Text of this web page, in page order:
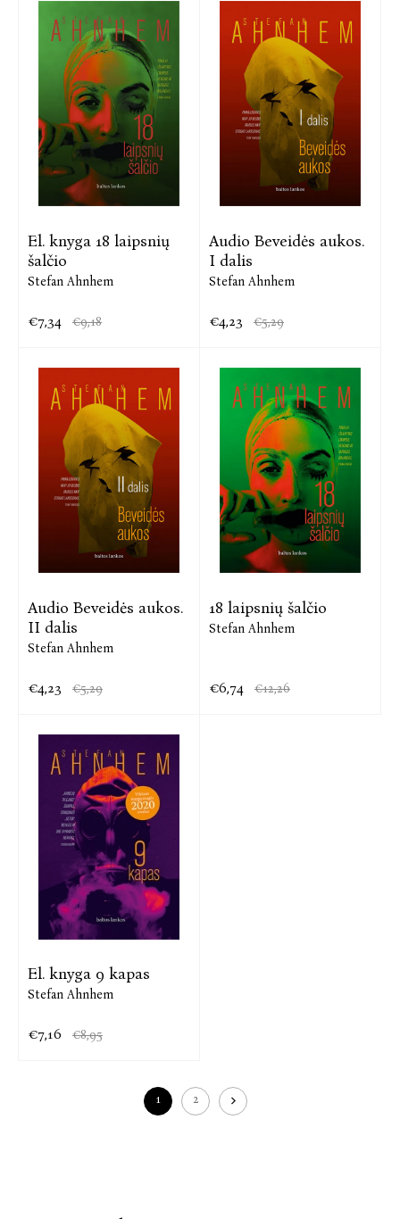
El. knyga 18 laipsnių
šalčio
Stefan Ahnhem
€7,34 €9,18
Audio Beveidės aukos.
I dalis
Stefan Ahnhem
€4,23 €5,29
Audio Beveidės aukos.
II dalis
Stefan Ahnhem
€4,23 €5,29
18 laipsnių šalčio
Stefan Ahnhem
€6,74 €12,26
El. knyga 9 kapas
Stefan Ahnhem
€7,16 €8,95
1 2